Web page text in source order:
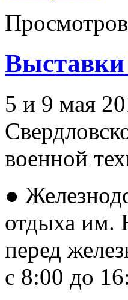
5 и 9 мая
военной
●
отдыха им.
перед
с 8:00 до